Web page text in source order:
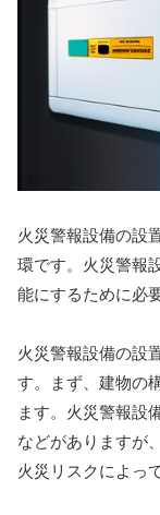
火災警報設備の設
環です。火災警報
能にするために必
火災警報設備の設
す。まず、建物の
ます。火災警報設
などがありますが
火災リスクによっ